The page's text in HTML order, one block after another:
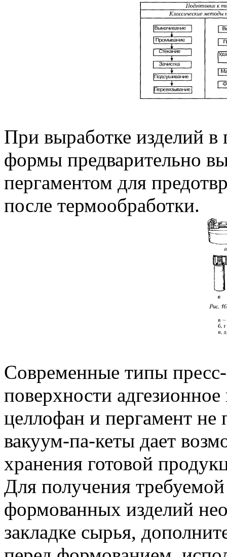
При выработке изделий
формы предварительно
пергаментом для
после термообработки.
Современные типы
поверхности
целлофан и пергамент
вакуум-па-кеты дает
хранения готовой
Для получения
формованных изделий
закладке сырья,